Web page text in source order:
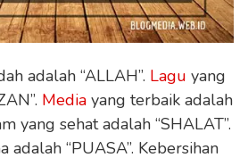
adalah “ALLAH”. Lagu yang
Media yang terbaik adalah
yang sehat adalah “SHALAT”.
adalah “PUASA”. Kebersihan